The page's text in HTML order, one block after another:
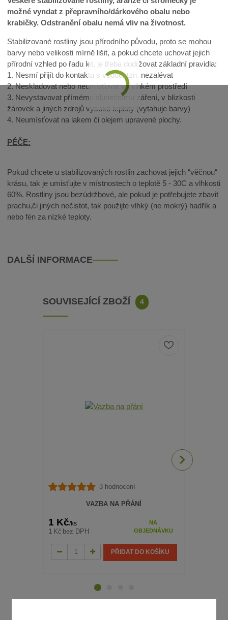
možné vyndat z přepravního/dárkového obalu nebo
krabičky. Odstranění obalu nemá vliv na životnost.
Stabilizované rostliny jsou přírodního původu, proto se mohou
barvy nebo velikosti mírně lišit, a pokud chcete uchovat jejich
přírodní vzhled po řadu let, je třeba dodržovat základní pravidla:
1. Nesmí přijít do kontaktu s vodou, tzn. nezalévat
2. Neskladovat nebo neumisťovat ve vlhkém prostředí
3. Nevystavovat přímému slunečnímu záření, v blízkosti
žárovek a jiných zdrojů vysoké teploty (vytahuje barvy)
4. Neumísťovat na lakem či olejem upravené plochy.
PÉČE:
Pokud chcete u stabilizovaných rostlin zachovat jejich “věčnou“
krásu, tak je umisťujte v místnostech o teplotě 5 - 30C a vlhkosti
60%. Rostliny jsou bezúdržbové, ale pokud je potřebujete zbavit
prachu,či jiných nečistot, tak použijte vlhký (ne mokrý) hadřík a
nebo fén za nízké teploty.
DALŠÍ INFORMACE
SOUVISEJÍCÍ ZBOŽÍ 4
3 hodnocení
VAZBA NA PŘÁNÍ
1 Kč/ks
1 Kč bez DPH
NA
OBJEDNÁVKU
PŘIDAT DO KOŠÍKU